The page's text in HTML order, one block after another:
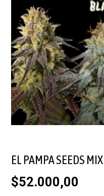
EL PAMPA SEEDS
$52.000,00